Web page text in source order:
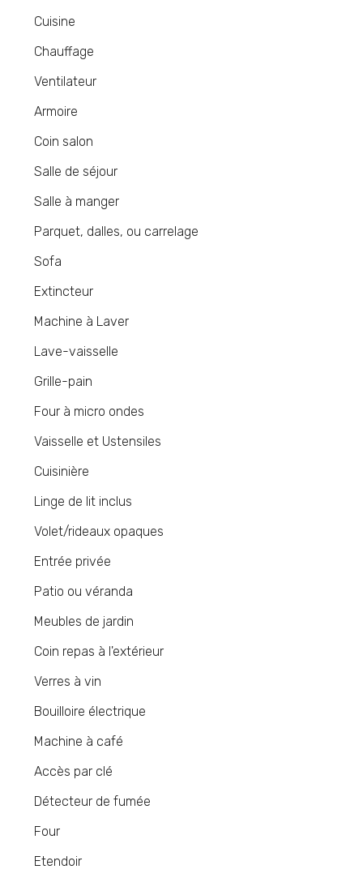
Cuisine
Chauffage
Ventilateur
Armoire
Coin salon
Salle de séjour
Salle à manger
Parquet, dalles, ou carrelage
Sofa
Extincteur
Machine à Laver
Lave-vaisselle
Grille-pain
Four à micro ondes
Vaisselle et Ustensiles
Cuisinière
Linge de lit inclus
Volet/rideaux opaques
Entrée privée
Patio ou véranda
Meubles de jardin
Coin repas à l'extérieur
Verres à vin
Bouilloire électrique
Machine à café
Accès par clé
Détecteur de fumée
Four
Etendoir